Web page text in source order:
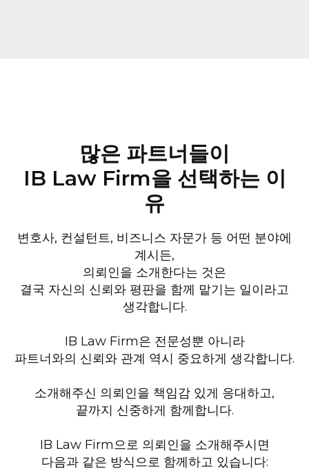
많은 파트너들이
IB Law Firm을 선택하는 이
유
변호사, 컨설턴트, 비즈니스 자문가 등 어떤 분야에
계시든,
의뢰인을 소개한다는 것은
결국 자신의 신뢰와 평판을 함께 맡기는 일이라고
생각합니다.
IB Law Firm은 전문성뿐 아니라
파트너와의 신뢰와 관계 역시 중요하게 생각합니다.
소개해주신 의뢰인을 책임감 있게 응대하고,
끝까지 신중하게 함께합니다.
IB Law Firm으로 의뢰인을 소개해주시면
다음과 같은 방식으로 함께하고 있습니다: